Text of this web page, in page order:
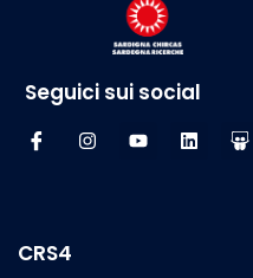
Seguici sui social
CRS4